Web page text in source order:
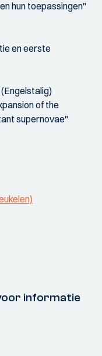
hun toepassingen"
en eerste
of the
supernovae"
informatie